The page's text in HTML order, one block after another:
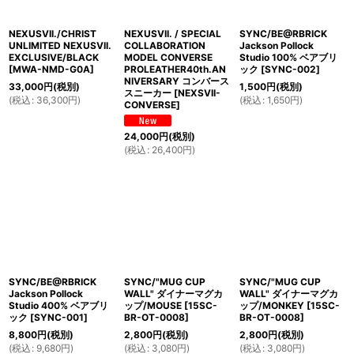
NEXUSVII./CHRIST
UNLIMITED NEXUSVII.
EXCLUSIVE/BLACK
[MWA-NMD-G0A]
33,000円(税別)
(税込 : 36,300円)
NEXUSVII. / SPECIAL
COLLABORATION
MODEL CONVERSE
PROLEATHER40th.AN
NIVERSARY コンバース
スニーカー [NEXSVII-
CONVERSE]
24,000円(税別)
(税込 : 26,400円)
SYNC/BE@RBRICK
Jackson Pollock
Studio 100% ベアブリ
ック [SYNC-002]
1,500円(税別)
(税込 : 1,650円)
SYNC/BE@RBRICK
Jackson Pollock
Studio 400% ベアブリ
ック [SYNC-001]
8,800円(税別)
(税込 : 9,680円)
SYNC/"MUG CUP
WALL" ダイナーマグカ
ップ/MOUSE [15SC-
BR-OT-0008]
2,800円(税別)
(税込 : 3,080円)
SYNC/"MUG CUP
WALL" ダイナーマグカ
ップ/MONKEY [15SC-
BR-OT-0008]
2,800円(税別)
(税込 : 3,080円)